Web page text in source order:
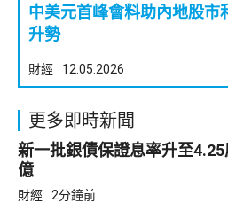
中美元首峰會料助內地股市
升勢
財經 12.05.2026
更多即時新聞
新一批銀債保證息率升至
億
財經 2分鐘前